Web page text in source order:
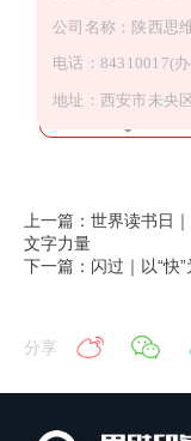
公司名称：陕西思
电话：84310017(
地址：西安市未央
上一篇：世界读书日
文字力量
下一篇：闪过｜以“快
分享